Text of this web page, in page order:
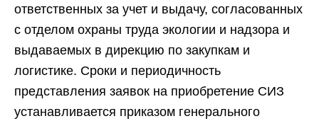
ответственных за учет и выдачу, согласованных
с отделом охраны труда экологии и надзора и
выдаваемых в дирекцию по закупкам и
логистике. Сроки и периодичность
представления заявок на приобретение СИЗ
устанавливается приказом генерального